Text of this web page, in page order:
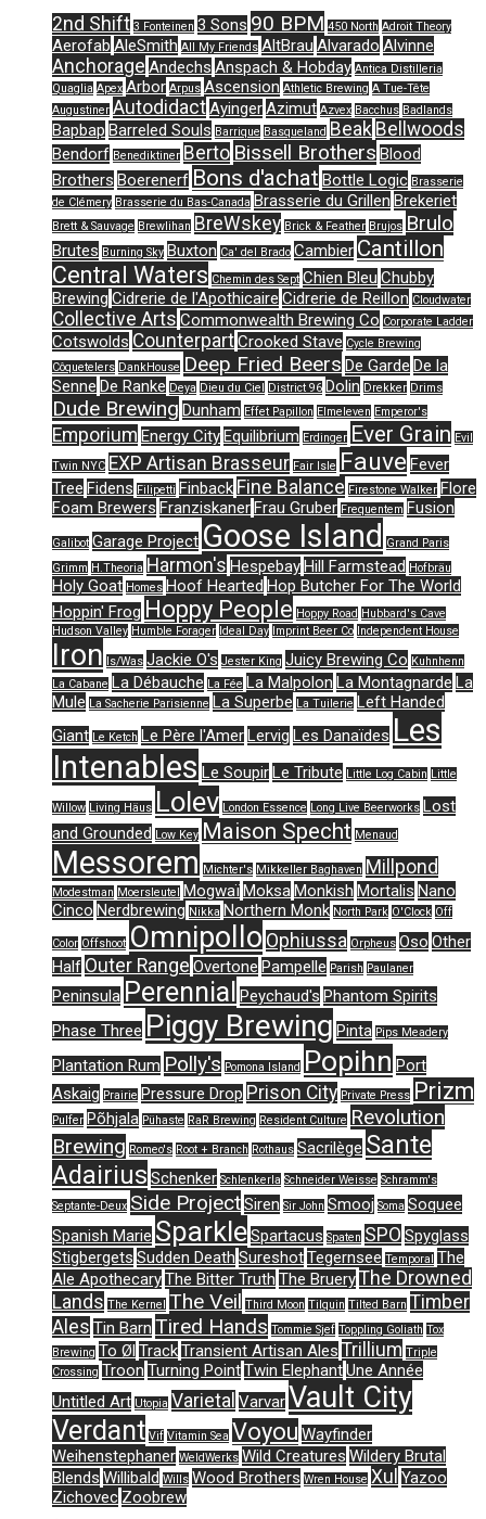
2nd Shift 3 Fonteinen 3 Sons 90 BPM 450 North Adroit Theory
Aerofab AleSmith All My Friends AltBrau Alvarado Alvinne
Anchorage Andechs Anspach & Hobday Antica Distilleria
Quaglia Apex Arbor Arpus Ascension Athletic Brewing A Tue-Tête
Augustiner AutodidactAyingerAzimut Azvex Bacchus Badlands
Bapbap Barreled Souls Barrique Basqueland Beak Bellwoods
Bendorf Benediktiner Berto Bissell Brothers Blood
Brothers Boerenerf Bons d'achat Bottle Logic Brasserie
de Clémery Brasserie du Bas-Canada Brasserie du Grillen Brekeriet
Brett & Sauvage Brewlihan BreWskey Brick & Feather Brujos Brulo
Brutes Burning Sky Buxton Ca' del Brado Cambier Cantillon
Central Waters Chemin des Sept Chien Bleu Chubby
Brewing Cidrerie de l'Apothicaire Cidrerie de Reillon Cloudwater
Collective Arts Commonwealth Brewing Co Corporate Ladder
Cotswolds CounterpartCrooked Stave Cycle Brewing
Côquetelers DankHouse Deep Fried Beers De Garde De la
Senne De Ranke Deya Dieu du Ciel District 96 Dolin Drekker Drims
Dude Brewing Dunham Effet Papillon Elmeleven Emperor's
Emporium Energy CityEquilibrium Erdinger Ever Grain Evil
Twin NYC EXP Artisan Brasseur Fair Isle Fauve Fever
Tree Fidens Filipetti Finback Fine Balance Firestone Walker Flore
Foam Brewers FranziskanerFrau Gruber Frequentem Fusion
Galibot Garage Project Goose Island
Grand Paris
Grimm H.Theoria Harmon's HespebayHill Farmstead Hofbräu
Holy Goat Homes Hoof Hearted Hop Butcher For The World
Hoppin' Frog Hoppy People Hoppy Road Hubbard's Cave
Hudson Valley Humble Forager Ideal Day Imprint Beer Co Independent House
Iron Is/Was Jackie O's Jester King Juicy Brewing Co Kuhnhenn
La Cabane La Débauche La Fée La Malpolon La Montagnarde La
Mule La Sacherie Parisienne La Superbe La Tuilerie Left Handed
Giant Le Ketch Le Père l'AmerLervig Les Danaïdes Les
Intenables Le SoupirLe Tribute Little Log Cabin Little
Willow Living Häus Lolev London Essence Long Live Beerworks Lost
and Grounded Low Key Maison Specht Menaud
Messorem Michter's Mikkeller Baghaven Millpond
Modestman Moersleutel MogwaïMoksaMonkish Mortalis Nano
Cinco Nerdbrewing Nikka Northern Monk North Park O'Clock Off
Color Offshoot Omnipollo Ophiussa Orpheus Oso Other
Half Outer Range Overtone Pampelle Parish Paulaner
Peninsula Perennial Peychaud's Phantom Spirits
Phase Three Piggy Brewing Pinta Pips Meadery
Plantation Rum Polly's Pomona Island Popihn Port
Askaig Prairie Pressure Drop Prison City Private Press Prizm
Pulfer Põhjala Pühaste RaR Brewing Resident Culture Revolution
Brewing Romeo's Root + Branch Rothaus Sacrilège Sante
Adairius Schenker Schlenkerla Schneider Weisse Schramm's
Septante-Deux Side ProjectSiren Sir John Smooj Soma Soquee
Spanish Marie SparkleSpartacus Spaten SPO Spyglass
Stigbergets Sudden Death SureshotTegernsee Temporal The
Ale ApothecaryThe Bitter Truth The BrueryThe Drowned
Lands The Kernel The Veil Third Moon Tilquin Tilted Barn Timber
Ales Tin Barn Tired Hands Tommie Sjef Toppling Goliath Tox
Brewing To Øl TrackTransient Artisan Ales Trillium Triple
Crossing Troon Turning PointTwin ElephantUne Année
Untitled Art Utopia Varietal VarvarVault City
Verdant Vif Vitamin Sea Voyou Wayfinder
Weihenstephaner WeldWerks Wild Creatures Wildery Brutal
Blends Willibald Wills Wood Brothers Wren House Xul Yazoo
Zichovec Zoobrew